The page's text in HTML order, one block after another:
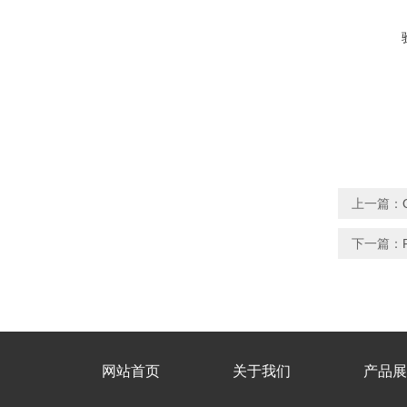
上一篇：
下一篇：
网站首页 关于我们 产品